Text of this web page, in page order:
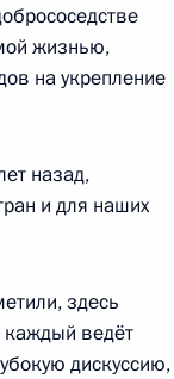
жизнью,
на укрепление
назад,
и для наших
здесь
каждый ведёт
дискуссию,